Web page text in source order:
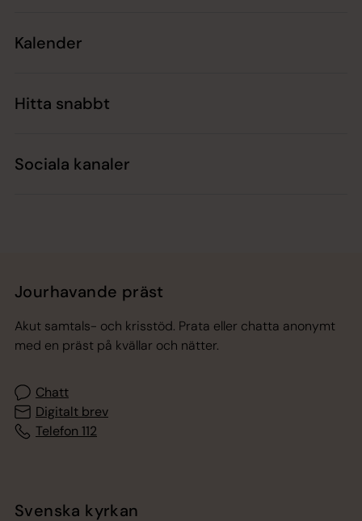
Kalender
Hitta snabbt
Sociala kanaler
Jourhavande präst
Akut samtals- och krisstöd. Prata eller chatta anonymt
med en präst på kvällar och nätter.
Chatt
Digitalt brev
Telefon 112
Svenska kyrkan